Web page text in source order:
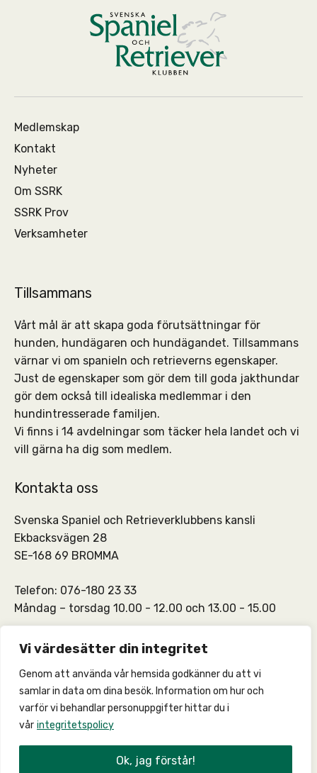
Vi värdesätter din integritet
Genom att använda vår hemsida godkänner du att vi
samlar in data om dina besök. Information om hur och
varför vi behandlar personuppgifter hittar du i
vår integritetspolicy
Ok, jag förstår!
Medlemskap
Kontakt
Nyheter
Om SSRK
SSRK Prov
Verksamheter
Tillsammans
Vårt mål är att skapa goda förutsättningar för
hunden, hundägaren och hundägandet. Tillsammans
värnar vi om spanieln och retrieverns egenskaper.
Just de egenskaper som gör dem till goda jakthundar
gör dem också till idealiska medlemmar i den
hundintresserade familjen.
Vi finns i 14 avdelningar som täcker hela landet och vi
vill gärna ha dig som medlem.
Kontakta oss
Svenska Spaniel och Retrieverklubbens kansli
Ekbacksvägen 28
SE-168 69 BROMMA
Telefon: 076-180 23 33
Måndag – torsdag 10.00 - 12.00 och 13.00 - 15.00
SSRKs kansli och medlemskontakt: info@ssrk.se
SSRKs webmaster:webmaster@ssrk.se
© 2026 –